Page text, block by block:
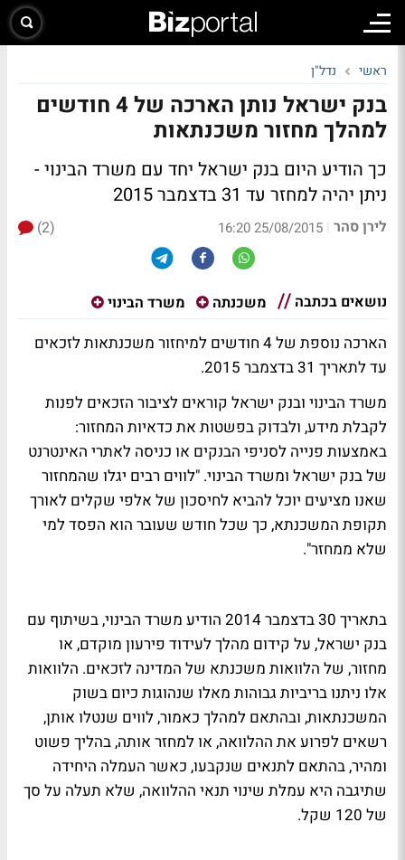
ראשי נדל"ן
בנק ישראל נותן הארכה של 4 חודשים
למהלך מחזור משכנתאות
כך הודיע היום בנק ישראל יחד עם משרד הבינוי -
ניתן יהיה למחזר עד 31 בדצמבר 2015
לירן סהר |
25/08/2015 16:20
(2)
נושאים בכתבה משכנתה משרד הבינוי
הארכה נוספת של 4 חודשים למיחזור משכנתאות לזכאים
עד לתאריך 31 בדצמבר 2015.
משרד הבינוי ובנק ישראל קוראים לציבור הזכאים לפנות
לקבלת מידע, ולבדוק בפשטות את כדאיות המחזור:
באמצעות פנייה לסניפי הבנקים או כניסה לאתרי האינטרנט
של בנק ישראל ומשרד הבינוי. "לווים רבים יגלו שהמחזור
שאנו מציעים יוכל להביא לחיסכון של אלפי שקלים לאורך
תקופת המשכנתא, כך שכל חודש שעובר הוא הפסד למי
שלא ממחזר".
בתאריך 30 בדצמבר 2014 הודיע משרד הבינוי, בשיתוף עם
בנק ישראל, על קידום מהלך לעידוד פירעון מוקדם, או
מחזור, של הלוואות משכנתא של המדינה לזכאים. הלוואות
אלו ניתנו בריביות גבוהות מאלו שנהוגות כיום בשוק
המשכנתאות, ובהתאם למהלך כאמור, לווים שנטלו אותן,
רשאים לפרוע את ההלוואה, או למחזר אותה, בהליך פשוט
ומהיר, בהתאם לתנאים שנקבעו, כאשר העמלה היחידה
שתיגבה היא עמלת שינוי תנאי ההלוואה, שלא תעלה על סך
של 120 שקל.